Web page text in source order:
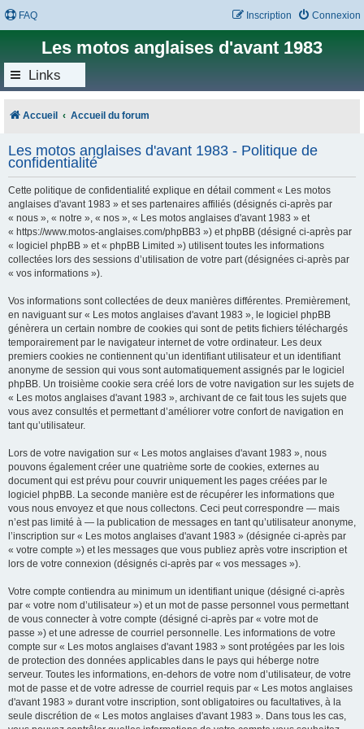
FAQ Connexion
Inscription
Les motos anglaises d'avant 1983
Links
Accueil Accueil du forum
Les motos anglaises d'avant 1983 - Politique de
confidentialité
Cette politique de confidentialité explique en détail comment « Les motos
anglaises d'avant 1983 » et ses partenaires affiliés (désignés ci-après par
« nous », « notre », « nos », « Les motos anglaises d'avant 1983 » et
« https://www.motos-anglaises.com/phpBB3 ») et phpBB (désigné ci-après par
« logiciel phpBB » et « phpBB Limited ») utilisent toutes les informations
collectées lors des sessions d’utilisation de votre part (désignées ci-après par
« vos informations »).
Vos informations sont collectées de deux manières différentes. Premièrement,
en naviguant sur « Les motos anglaises d'avant 1983 », le logiciel phpBB
génèrera un certain nombre de cookies qui sont de petits fichiers téléchargés
temporairement par le navigateur internet de votre ordinateur. Les deux
premiers cookies ne contiennent qu’un identifiant utilisateur et un identifiant
anonyme de session qui vous sont automatiquement assignés par le logiciel
phpBB. Un troisième cookie sera créé lors de votre navigation sur les sujets de
« Les motos anglaises d'avant 1983 », archivant de ce fait tous les sujets que
vous avez consultés et permettant d’améliorer votre confort de navigation en
tant qu’utilisateur.
Lors de votre navigation sur « Les motos anglaises d'avant 1983 », nous
pouvons également créer une quatrième sorte de cookies, externes au
document qui est prévu pour couvrir uniquement les pages créées par le
logiciel phpBB. La seconde manière est de récupérer les informations que
vous nous envoyez et que nous collectons. Ceci peut correspondre — mais
n’est pas limité à — la publication de messages en tant qu’utilisateur anonyme,
l’inscription sur « Les motos anglaises d'avant 1983 » (désignée ci-après par
« votre compte ») et les messages que vous publiez après votre inscription et
lors de votre connexion (désignés ci-après par « vos messages »).
Votre compte contiendra au minimum un identifiant unique (désigné ci-après
par « votre nom d’utilisateur ») et un mot de passe personnel vous permettant
de vous connecter à votre compte (désigné ci-après par « votre mot de
passe ») et une adresse de courriel personnelle. Les informations de votre
compte sur « Les motos anglaises d'avant 1983 » sont protégées par les lois
de protection des données applicables dans le pays qui héberge notre
serveur. Toutes les informations, en-dehors de votre nom d’utilisateur, de votre
mot de passe et de votre adresse de courriel requis par « Les motos anglaises
d'avant 1983 » durant votre inscription, sont obligatoires ou facultatives, à la
seule discrétion de « Les motos anglaises d'avant 1983 ». Dans tous les cas,